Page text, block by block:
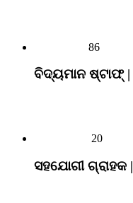
86
ବିଦ୍ୟମାନ ଷ୍ଟାଫ୍ |
20
ସହଯୋଗୀ ଗ୍ରାହକ |